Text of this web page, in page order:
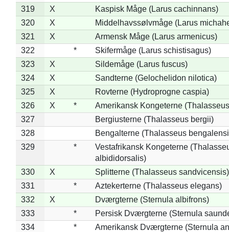
319
X
Kaspisk Måge (Larus cachinnans)
320
X
Middelhavssølvmåge (Larus
321
X
Armensk Måge (Larus armenicus)
322
*
Skifermåge (Larus schistisagus)
323
X
Sildemåge (Larus fuscus)
324
X
Sandterne (Gelochelidon nilotica)
325
X
Rovterne (Hydroprogne caspia)
326
X *
Amerikansk Kongeterne
327
Bergiusterne (Thalasseus bergii)
328
Bengalterne (Thalasseus
329
*
Vestafrikansk Kongeterne
albididorsalis)
330
X
Splitterne (Thalasseus sandvicensis)
331
*
Aztekerterne (Thalasseus elegans)
332
X
Dværgterne (Sternula albifrons)
333
*
Persisk Dværgterne (Sternula
334
*
Amerikansk Dværgterne (Sternula